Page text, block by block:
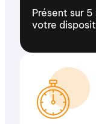
Présent sur
votre